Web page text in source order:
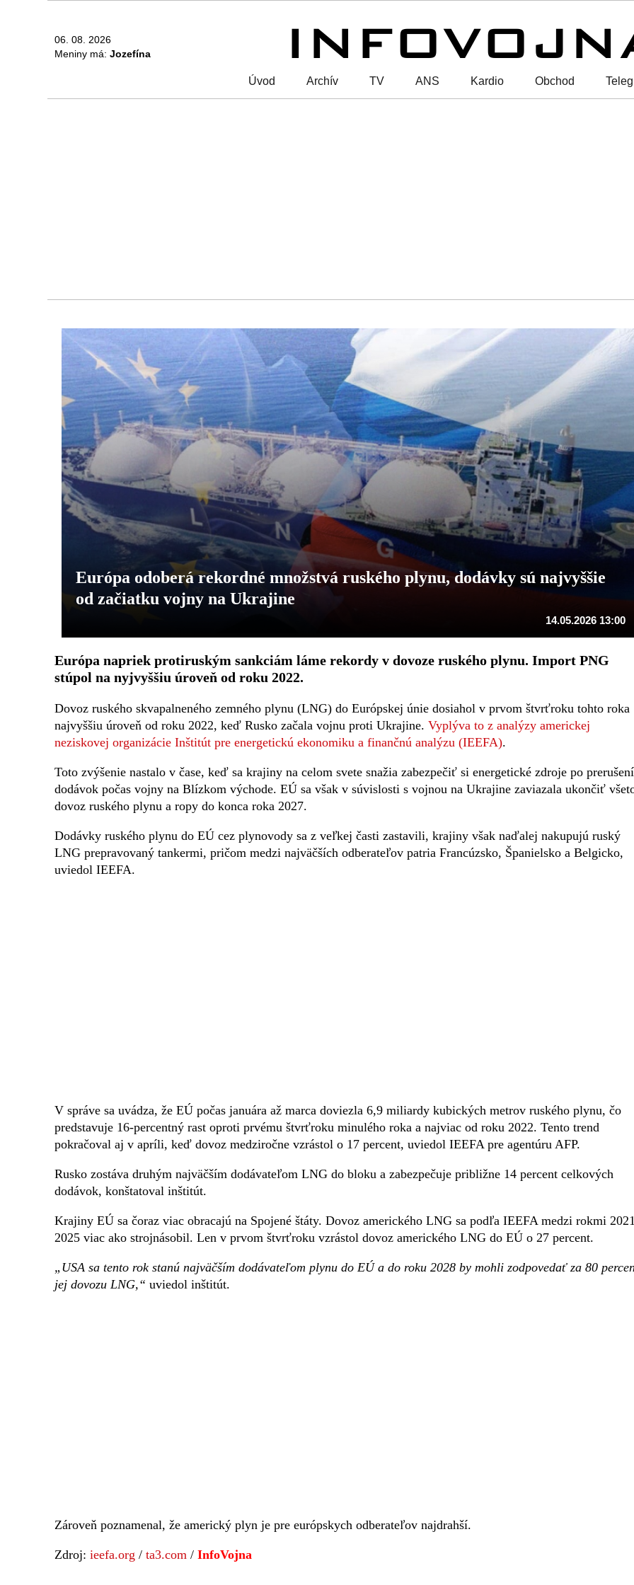
06. 08. 2026
Meniny má: Jozefína
Úvod Archív TV ANS Kardio Obchod
Európa odoberá rekordné množstvá ruského plynu, dodávky sú najvyššie
od začiatku vojny na Ukrajine
14.05.2026 13:00
Európa napriek protiruským sankciám láme rekordy v dovoze ruského plynu. Import PNG
stúpol na nyjvyššiu úroveň od roku 2022.
Dovoz ruského skvapalneného zemného plynu (LNG) do Európskej únie dosiahol v prvom štvrťroku tohto roka
najvyššiu úroveň od roku 2022, keď Rusko začala vojnu proti Ukrajine. Vyplýva to z analýzy americkej
neziskovej organizácie Inštitút pre energetickú ekonomiku a finančnú analýzu (IEEFA).
Toto zvýšenie nastalo v čase, keď sa krajiny na celom svete snažia zabezpečiť si energetické zdroje po prerušení
dodávok počas vojny na Blízkom východe. EÚ sa však v súvislosti s vojnou na Ukrajine zaviazala ukončiť
dovoz ruského plynu a ropy do konca roka 2027.
Dodávky ruského plynu do EÚ cez plynovody sa z veľkej časti zastavili, krajiny však naďalej nakupujú ruský
LNG prepravovaný tankermi, pričom medzi najväčších odberateľov patria Francúzsko, Španielsko a Belgicko,
uviedol IEEFA.
V správe sa uvádza, že EÚ počas januára až marca doviezla 6,9 miliardy kubických metrov ruského plynu, čo
predstavuje 16-percentný rast oproti prvému štvrťroku minulého roka a najviac od roku 2022. Tento trend
pokračoval aj v apríli, keď dovoz medziročne vzrástol o 17 percent, uviedol IEEFA pre agentúru AFP.
Rusko zostáva druhým najväčším dodávateľom LNG do bloku a zabezpečuje približne 14 percent celkových
dodávok, konštatoval inštitút.
Krajiny EÚ sa čoraz viac obracajú na Spojené štáty. Dovoz amerického LNG sa podľa IEEFA medzi rokmi
2025 viac ako strojnásobil. Len v prvom štvrťroku vzrástol dovoz amerického LNG do EÚ o 27 percent.
„USA sa tento rok stanú najväčším dodávateľom plynu do EÚ a do roku 2028 by mohli zodpovedať za 80
jej dovozu LNG,“ uviedol inštitút.
Zároveň poznamenal, že americký plyn je pre európskych odberateľov najdrahší.
Zdroj: ieefa.org / ta3.com / InfoVojna